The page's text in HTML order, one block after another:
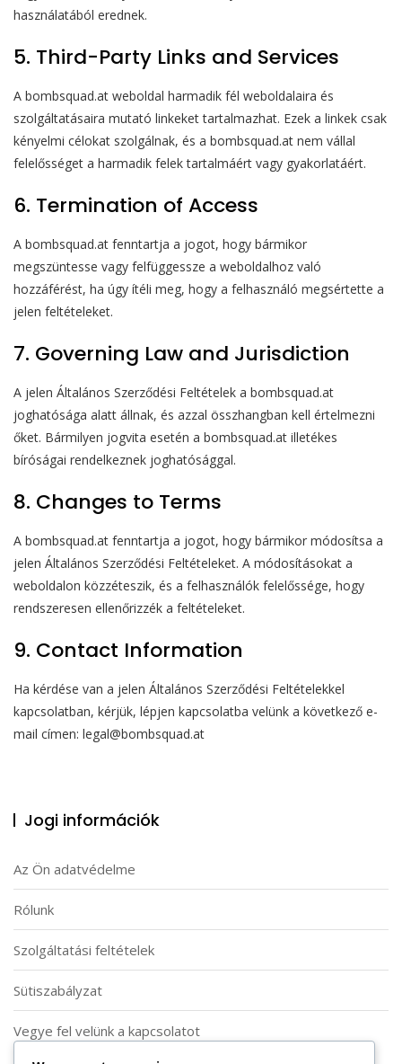
használatából erednek.
5. Third-Party Links and Services
A bombsquad.at weboldal harmadik fél weboldalaira és
szolgáltatásaira mutató linkeket tartalmazhat. Ezek a linkek csak
kényelmi célokat szolgálnak, és a bombsquad.at nem vállal
felelősséget a harmadik felek tartalmáért vagy gyakorlatáért.
6. Termination of Access
A bombsquad.at fenntartja a jogot, hogy bármikor
megszüntesse vagy felfüggessze a weboldalhoz való
hozzáférést, ha úgy ítéli meg, hogy a felhasználó megsértette a
jelen feltételeket.
7. Governing Law and Jurisdiction
A jelen Általános Szerződési Feltételek a bombsquad.at
joghatósága alatt állnak, és azzal összhangban kell értelmezni
őket. Bármilyen jogvita esetén a bombsquad.at illetékes
bíróságai rendelkeznek joghatósággal.
8. Changes to Terms
A bombsquad.at fenntartja a jogot, hogy bármikor módosítsa a
jelen Általános Szerződési Feltételeket. A módosításokat a
weboldalon közzéteszik, és a felhasználók felelőssége, hogy
rendszeresen ellenőrizzék a feltételeket.
9. Contact Information
Ha kérdése van a jelen Általános Szerződési Feltételekkel
kapcsolatban, kérjük, lépjen kapcsolatba velünk a következő e-
mail címen: legal@bombsquad.at
Jogi információk
Az Ön adatvédelme
Rólunk
Szolgáltatási feltételek
Sütiszabályzat
Vegye fel velünk a kapcsolatot